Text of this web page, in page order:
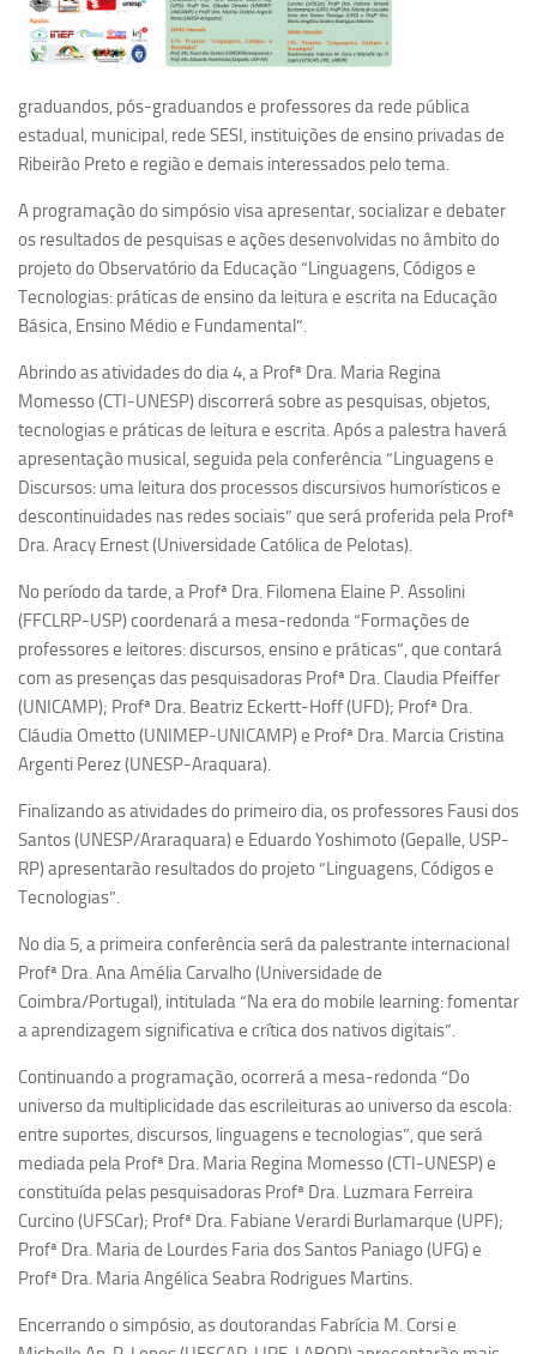
Grupos de estudo encerrados
Grupos de Pesquisa
Criminologia Experimental e Segurança Pública
Direito e Tecnologia (Tech Law)
e Políticas Públicas Contemporâneas
Grupos de pesquisa encerrados
Ano Sabático
Daniel Domingues dos Santos
Programas Ano Sabático Encerrados
Cíntia Rosa Pereira de Lima
Cristina Godoy Bernardo de Oliveira (FDRP)
Evandro Eduardo Seron Ruiz
Fabiana Cristina Severi (FDRP)
Maria Paula Costa Bertran
Professor Sênior
Professores Seniores Encerrados
Institucional
Polo Ribeirão Preto
Equipe
Estrutura do polo
Projetos
Ciência com Pipoca
Pint of Science
União Pró-Vacina
USP Analisa
Publicações
Clipping
Relatórios
graduandos, pós-graduandos e professores da rede pública
estadual, municipal, rede SESI, instituições de ensino privadas de
Ribeirão Preto e região e demais interessados pelo tema.
A programação do simpósio visa apresentar, socializar e debater
os resultados de pesquisas e ações desenvolvidas no âmbito do
projeto do Observatório da Educação “Linguagens, Códigos e
Tecnologias: práticas de ensino da leitura e escrita na Educação
Básica, Ensino Médio e Fundamental”.
Abrindo as atividades do dia 4, a Profª Dra. Maria Regina
Momesso (CTI-UNESP) discorrerá sobre as pesquisas, objetos,
tecnologias e práticas de leitura e escrita. Após a palestra haverá
apresentação musical, seguida pela conferência “Linguagens e
Discursos: uma leitura dos processos discursivos humorísticos e
descontinuidades nas redes sociais” que será proferida pela Profª
Dra. Aracy Ernest (Universidade Católica de Pelotas).
No período da tarde, a Profª Dra. Filomena Elaine P. Assolini
(FFCLRP-USP) coordenará a mesa-redonda “Formações de
professores e leitores: discursos, ensino e práticas”, que contará
com as presenças das pesquisadoras Profª Dra. Claudia Pfeiffer
(UNICAMP); Profª Dra. Beatriz Eckertt-Hoff (UFD); Profª Dra.
Cláudia Ometto (UNIMEP-UNICAMP) e Profª Dra. Marcia Cristina
Argenti Perez (UNESP-Araquara).
Finalizando as atividades do primeiro dia, os professores Fausi dos
Santos (UNESP/Araraquara) e Eduardo Yoshimoto (Gepalle, USP-
RP) apresentarão resultados do projeto “Linguagens, Códigos e
Tecnologias”.
No dia 5, a primeira conferência será da palestrante internacional
Profª Dra. Ana Amélia Carvalho (Universidade de
Coimbra/Portugal), intitulada “Na era do mobile learning: fomentar
a aprendizagem significativa e crítica dos nativos digitais”.
Continuando a programação, ocorrerá a mesa-redonda “Do
universo da multiplicidade das escrileituras ao universo da escola:
entre suportes, discursos, linguagens e tecnologias”, que será
mediada pela Profª Dra. Maria Regina Momesso (CTI-UNESP) e
constituída pelas pesquisadoras Profª Dra. Luzmara Ferreira
Curcino (UFSCar); Profª Dra. Fabiane Verardi Burlamarque (UPF);
Profª Dra. Maria de Lourdes Faria dos Santos Paniago (UFG) e
Profª Dra. Maria Angélica Seabra Rodrigues Martins.
Encerrando o simpósio, as doutorandas Fabrícia M. Corsi e